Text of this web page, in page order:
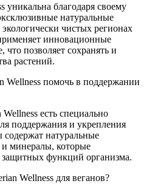
уникальна благодаря своему
натуральные
чистых регионах
инновационные
что позволяет сохранять и
растений.
Wellness помочь в поддержании
есть специально
поддержания и укрепления
натуральные
минералы, которые
функций организма.
Wellness для веганов?